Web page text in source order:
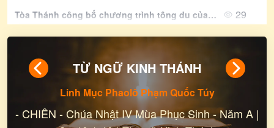
Tòa Thánh công bố chương trình tông du của Đức Thánh Cha tại Pháp 29
Suy Niệm Lời Chúa | Thứ Hai Sau Chúa Nhật Tuần XIX Mùa Thường niên - THÁNH LAURENSO, PHÓ TẾ, TỬ ĐẠO. Lễ kính | Ga 12,24-26 | Phút Cầu Nguyện 234
89
TỪ NGỮ KINH THÁNH
Linh Mục Phaolô Phạm Quốc Túy
- CHIÊN - Chúa Nhật IV Mùa Phục Sinh - Năm A |